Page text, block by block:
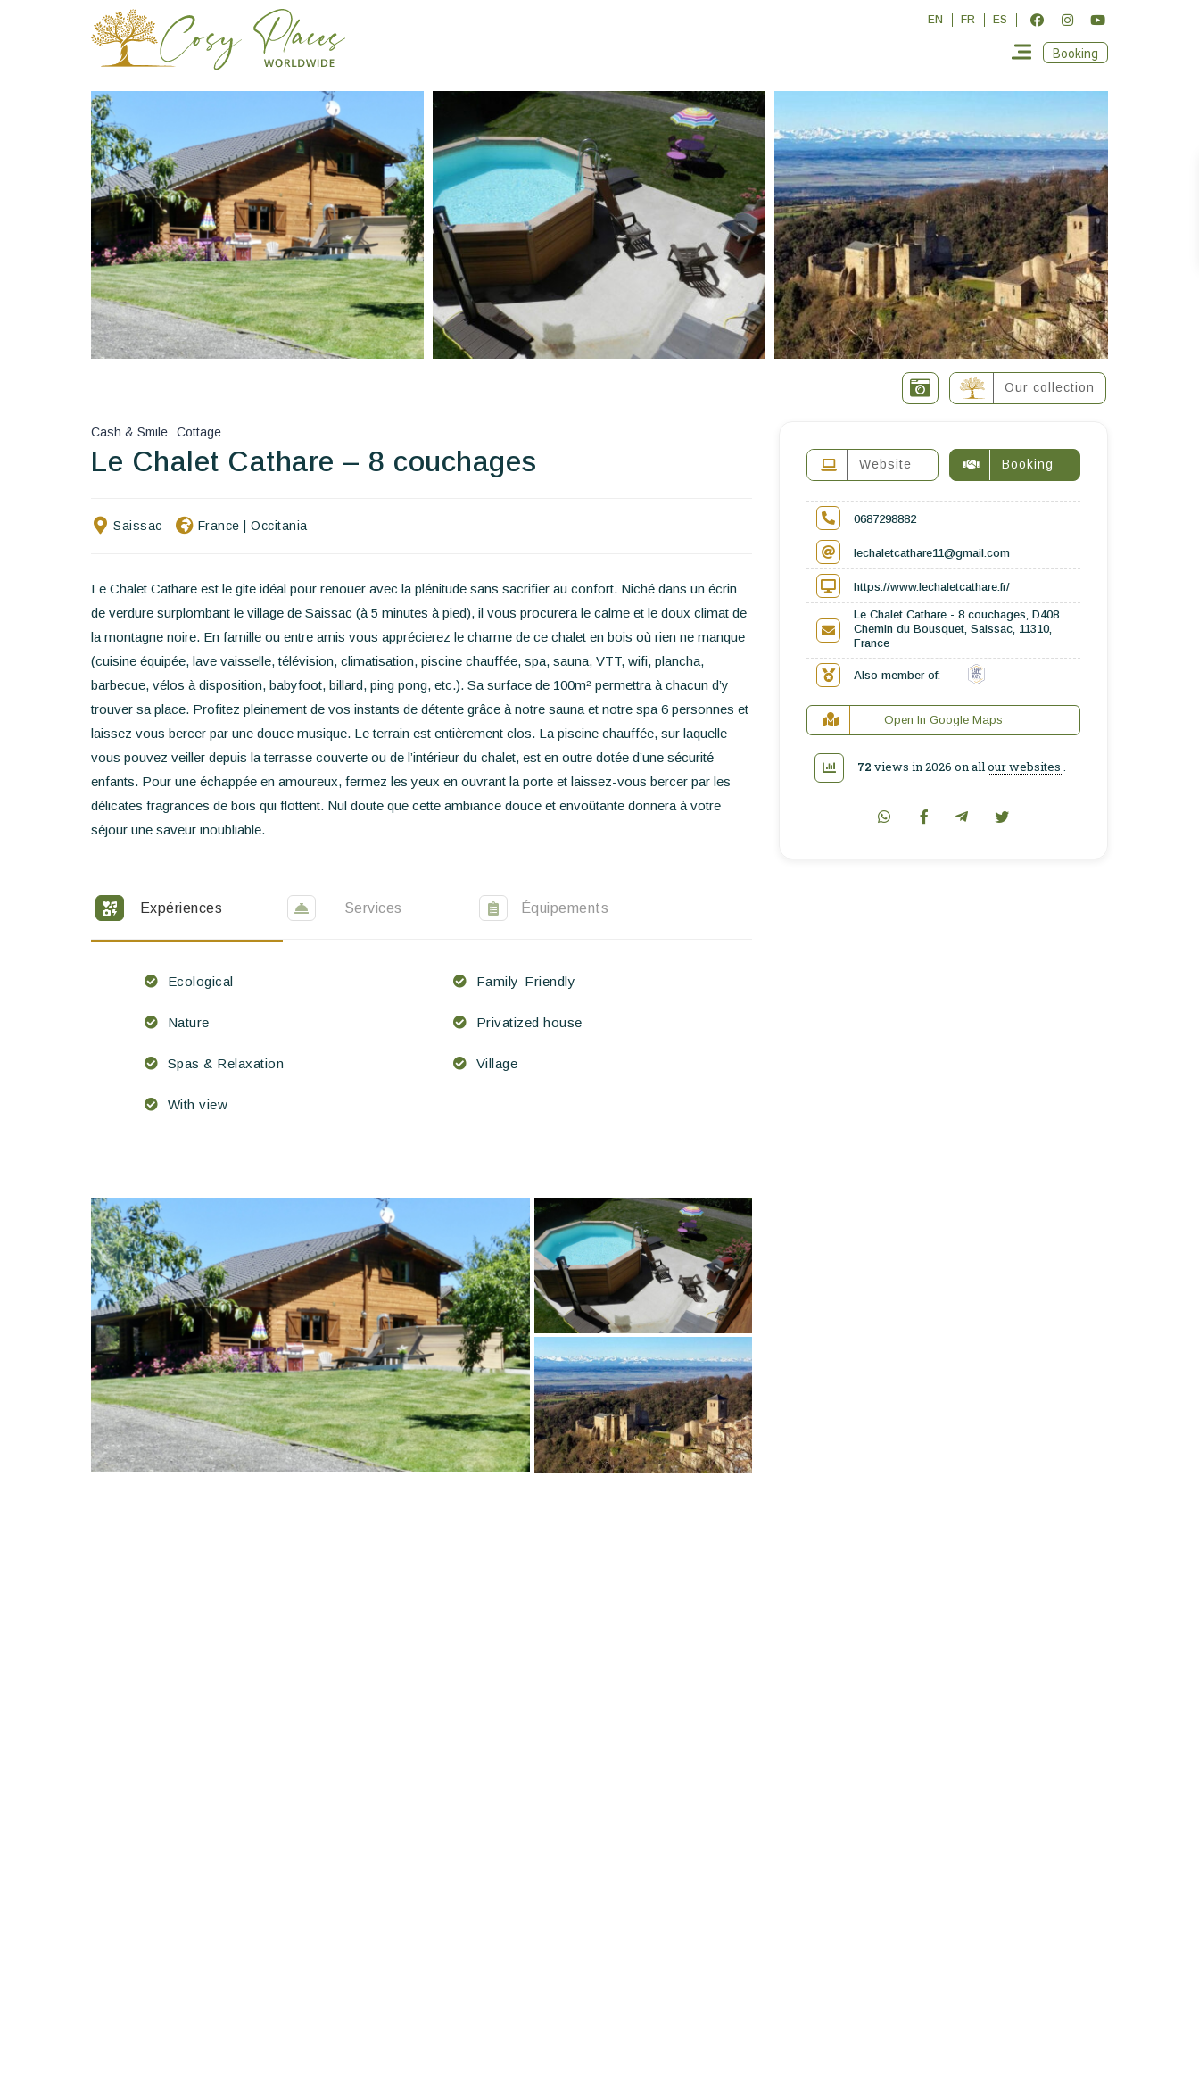
Homepage
Take you away
Thematic Stays
Health & Safety
Contact Us
FR
EN FR ES
Booking
Our collection
Cash & Smile Cottage
Le Chalet Cathare – 8 couchages
Saissac France Occitania
Le Chalet Cathare est le gite idéal pour renouer avec la plénitude sans sacrifier au confort. Niché dans un écrin
de verdure surplombant le village de Saissac (à 5 minutes à pied), il vous procurera le calme et le doux climat de
la montagne noire. En famille ou entre amis vous apprécierez le charme de ce chalet en bois où rien ne manque
(cuisine équipée, lave vaisselle, télévision, climatisation, piscine chauffée, spa, sauna, VTT, wifi, plancha,
barbecue, vélos à disposition, babyfoot, billard, ping pong, etc.). Sa surface de 100m² permettra à chacun d’y
trouver sa place. Profitez pleinement de vos instants de détente grâce à notre sauna et notre spa 6 personnes et
laissez vous bercer par une douce musique. Le terrain est entièrement clos. La piscine chauffée, sur laquelle
vous pouvez veiller depuis la terrasse couverte ou de l’intérieur du chalet, est en outre dotée d’une sécurité
enfants. Pour une échappée en amoureux, fermez les yeux en ouvrant la porte et laissez-vous bercer par les
délicates fragrances de bois qui flottent. Nul doute que cette ambiance douce et envoûtante donnera à votre
séjour une saveur inoubliable.
Expériences Services Équipements
Ecological Family-Friendly
Nature Privatized house
Spas & Relaxation Village
With view
Website Booking
0687298882
lechaletcathare11@gmail.com
https://www.lechaletcathare.fr/
Le Chalet Cathare - 8 couchages, D408
Chemin du Bousquet, Saissac, 11310,
France
Also member of:
Open In Google Maps
72 views in 2026 on allour websites .